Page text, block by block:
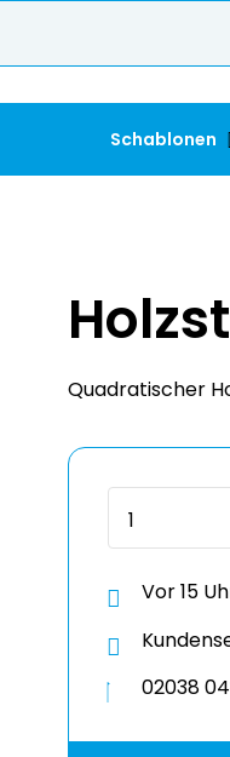
Schablonen
Quadratischer
Vor 15
02038